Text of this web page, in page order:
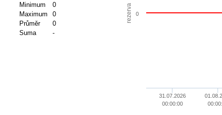
Minimum
0
Maximum
0
Průměr
0
Suma
-
rezerva
31.07.2026
00:00:00
0